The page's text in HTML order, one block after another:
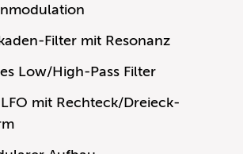
Filter mit Resonanz
Low/High-Pass Filter
mit Rechteck/Dreieck-